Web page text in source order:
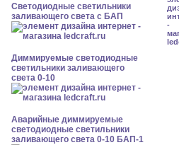
Светодиодные светильники
заливающего света с БАП
Диммируемые светодиодные
светильники заливающего
света 0-10
Аварийные диммируемые
светодиодные светильники
заливающего света 0-10 БАП-1